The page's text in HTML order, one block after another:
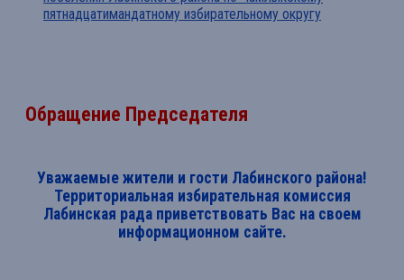
пятнадцатимандатному избирательному округу
Обращение Председателя
Уважаемые жители и гости Лабинского района!
Территориальная избирательная комиссия
Лабинская рада приветствовать Вас на своем
информационном сайте.